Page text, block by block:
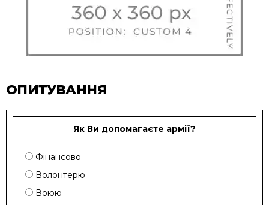
ОПИТУВАННЯ
Як Ви допомагаєте армії?
Фінансово
Волонтерю
Воюю